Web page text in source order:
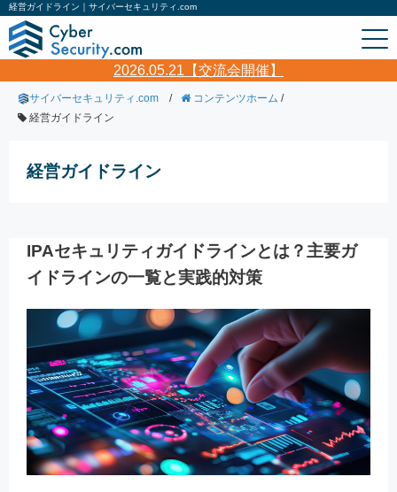
経営ガイドライン｜サイバーセキュリティ.com
2026.05.21【交流会開催】
サイバーセキュリティ.com / コンテンツホーム /
経営ガイドライン
経営ガイドライン
IPAセキュリティガイドラインとは？主要ガ
イドラインの一覧と実践的対策